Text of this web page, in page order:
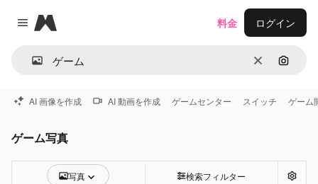
Close menu
Magnific
消去 画像で
料金 ログイン
AI 画像を作成 AI 動画を作成 ゲームセンター スイッチ ゲーム
ゲーム写真
写真 検索フィルター